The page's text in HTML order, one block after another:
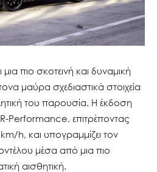
μια πιο σκοτεινή και δυναμική
μαύρα σχεδιαστικά στοιχεία
του παρουσία. Η έκδοση
Performance, επιτρέποντας
h, και υπογραμμίζει τον
μέσα από μια πιο
αισθητική.